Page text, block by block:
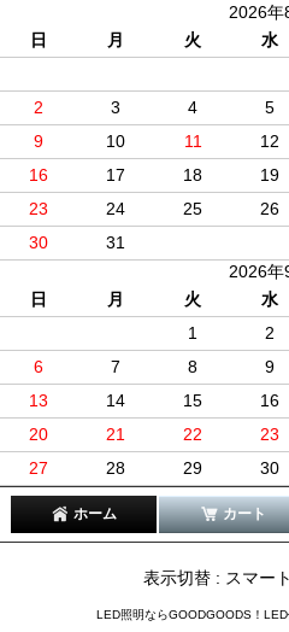
2026年
日
月 火 水
2
3 4 5
9
10 11 12
16
17 18 19
23
24 25 26
30
31
2026年
日
月 火 水
1
2
6
7 8 9
13
14 15 16
20
21 22 23
27
28 29 30
ホーム カート
表示切替 : スマー
LED照明ならGOODGOODS！